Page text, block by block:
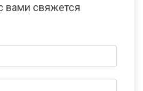
вами свяжется